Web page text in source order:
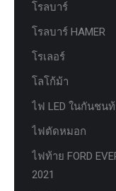
โรลบาร์
โรลบาร์ HAMER
โรเลอร์
โลโก้ม้า
ไฟ LED ในกันชน
ไฟตัดหมอก
ไฟท้าย FORD
2021